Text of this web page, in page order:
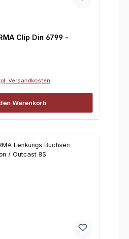
Clip Din 6799 -
Versandkosten
Warenkorb